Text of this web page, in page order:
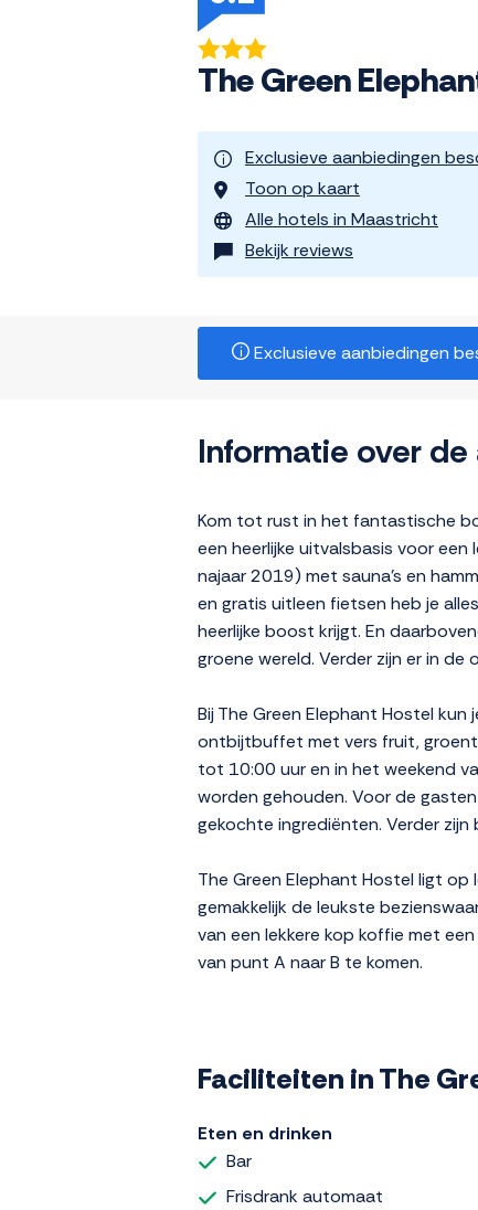
The Green
Exclusieve aanbiedingen
Toon op kaart
Alle hotels in Maastricht
Bekijk reviews
Exclusieve aanbiedingen
Informatie over
Kom tot rust in het fantastische
een heerlijke uitvalsbasis voor
najaar 2019) met sauna’s en
en gratis uitleen fietsen heb je
heerlijke boost krijgt. En
groene wereld. Verder zijn er in
Bij The Green Elephant Hostel
ontbijtbuffet met vers fruit,
tot 10:00 uur en in het weekend
worden gehouden. Voor de
gekochte ingrediënten. Verder
The Green Elephant Hostel ligt
gemakkelijk de leukste
van een lekkere kop koffie met
van punt A naar B te komen.
Faciliteiten in The
Eten en drinken
Bar
Frisdrank automaat